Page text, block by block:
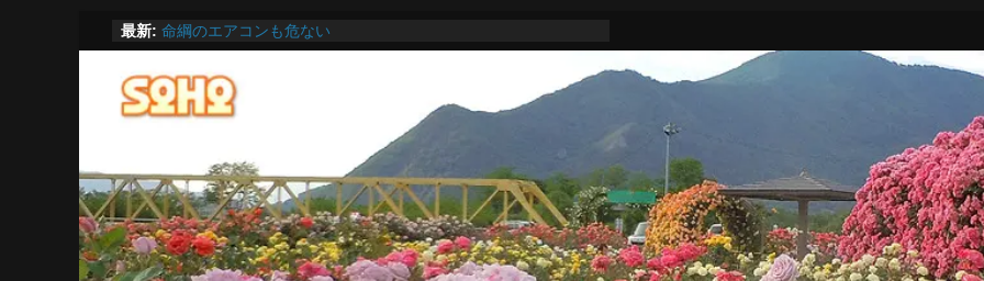
ン
へ
ス
キ
ッ
最新: い」で良いのか
命綱のエアコンも危ない
お盆は関東・東北で平年より低い気温に お盆明けはまた暑い
Windowsユーザーは公共の共有Wi-Fiは使うな?
高市首相とは隙間風が吹く鈴木憲和農水相